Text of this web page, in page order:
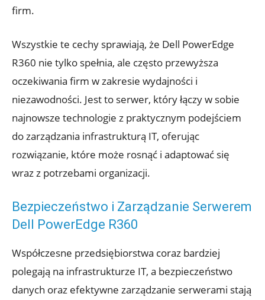
firm.
Wszystkie te cechy sprawiają, że Dell PowerEdge
R360 nie tylko spełnia, ale często przewyższa
oczekiwania firm w zakresie wydajności i
niezawodności. Jest to serwer, który łączy w sobie
najnowsze technologie z praktycznym podejściem
do zarządzania infrastrukturą IT, oferując
rozwiązanie, które może rosnąć i adaptować się
wraz z potrzebami organizacji.
Bezpieczeństwo i Zarządzanie Serwerem
Dell PowerEdge R360
Współczesne przedsiębiorstwa coraz bardziej
polegają na infrastrukturze IT, a bezpieczeństwo
danych oraz efektywne zarządzanie serwerami stają